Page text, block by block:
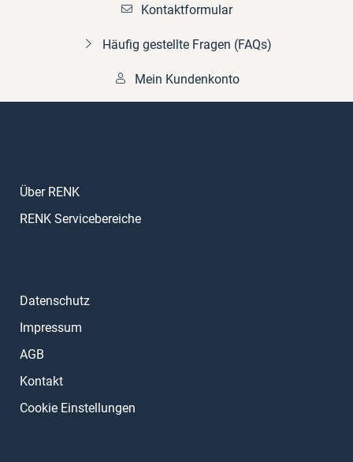
Kontaktformular
Häufig gestellte Fragen (FAQs)
Mein Kundenkonto
Über RENK
RENK Servicebereiche
Datenschutz
Impressum
AGB
Kontakt
Cookie Einstellungen